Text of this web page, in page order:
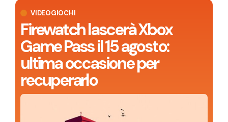
VIDEOGIOCHI
Firewatch lascerà Xbox
Game Pass il 15 agosto:
ultima occasione per
recuperarlo